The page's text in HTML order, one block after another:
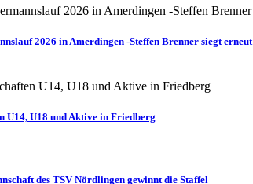
2026 in Amerdingen -Steffen Brenner siegt erneut
U14, U18 und Aktive in Friedberg
des TSV Nördlingen gewinnt die Staffel